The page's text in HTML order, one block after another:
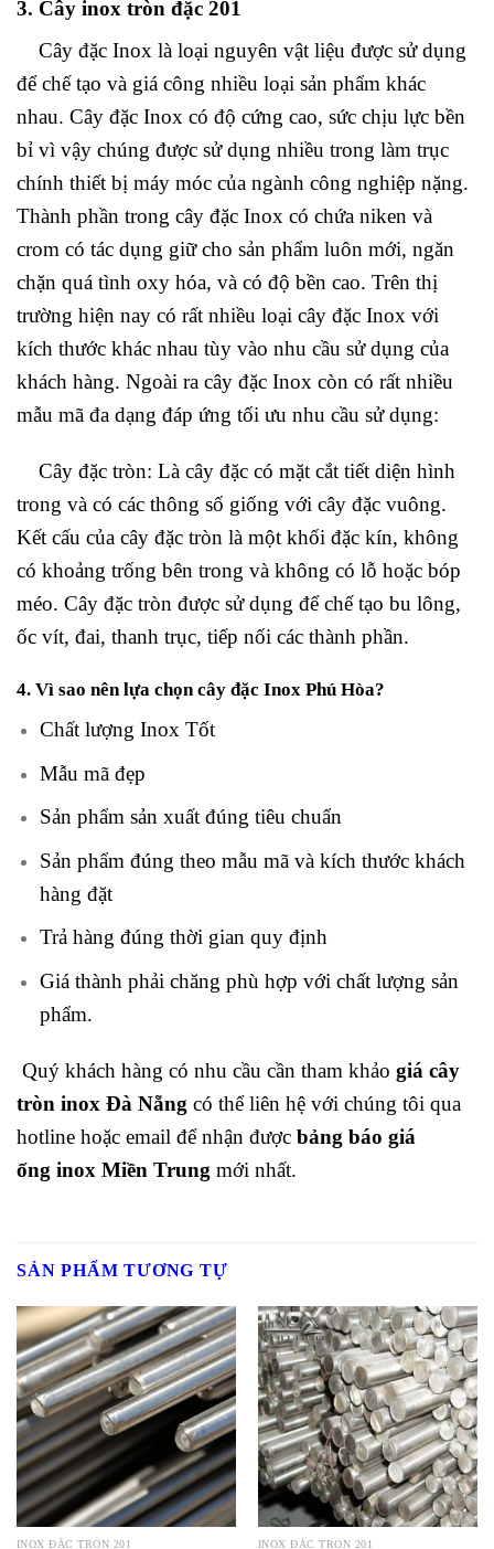
3. Cây inox tròn đặc 201
Cây đặc Inox là loại nguyên vật liệu được sử dụng
để chế tạo và giá công nhiều loại sản phẩm khác
nhau. Cây đặc Inox có độ cứng cao, sức chịu lực bền
bỉ vì vậy chúng được sử dụng nhiều trong làm trục
chính thiết bị máy móc của ngành công nghiệp nặng.
Thành phần trong cây đặc Inox có chứa niken và
crom có tác dụng giữ cho sản phẩm luôn mới, ngăn
chặn quá tình oxy hóa, và có độ bền cao. Trên thị
trường hiện nay có rất nhiều loại cây đặc Inox với
kích thước khác nhau tùy vào nhu cầu sử dụng của
khách hàng. Ngoài ra cây đặc Inox còn có rất nhiều
mẫu mã đa dạng đáp ứng tối ưu nhu cầu sử dụng:
Cây đặc tròn: Là cây đặc có mặt cắt tiết diện hình
trong và có các thông số giống với cây đặc vuông.
Kết cấu của cây đặc tròn là một khối đặc kín, không
có khoảng trống bên trong và không có lỗ hoặc bóp
méo. Cây đặc tròn được sử dụng để chế tạo bu lông,
ốc vít, đai, thanh trục, tiếp nối các thành phần.
4. Vì sao nên lựa chọn cây đặc Inox Phú Hòa?
Chất lượng Inox Tốt
Mẫu mã đẹp
Sản phẩm sản xuất đúng tiêu chuẩn
Sản phẩm đúng theo mẫu mã và kích thước khách
hàng đặt
Trả hàng đúng thời gian quy định
Giá thành phải chăng phù hợp với chất lượng sản
phẩm.
Quý khách hàng có nhu cầu cần tham khảo giá cây
tròn inox Đà Nẵng có thể liên hệ với chúng tôi qua
hotline hoặc email để nhận được bảng báo giá
ống inox Miền Trung mới nhất.
SẢN PHẨM TƯƠNG TỰ
INOX ĐẶC TRÒN 201 INOX ĐẶC TRÒN 201